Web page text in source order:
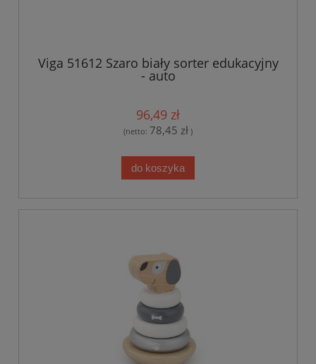
Viga 51612 Szaro biały sorter edukacyjny
- auto
96,49 zł
(netto: 78,45 zł )
do koszyka